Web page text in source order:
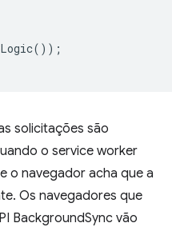
());
solicitações são
o service worker
o navegador acha que a
Os navegadores que
BackgroundSync vão